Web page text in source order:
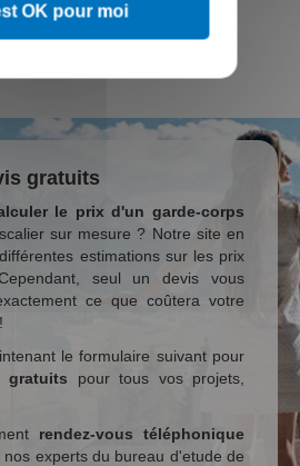
du
gratuits
le prix d'un garde-corps
sur mesure ? Notre site en
estimations sur les prix
seul un devis vous
ce que coûtera votre
le formulaire suivant pour
gratuits pour tous vos projets,
rendez-vous téléphonique
experts du bureau d'etude de
OK pour moi